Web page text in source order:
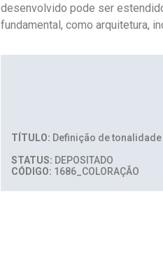
desenvolvido pode ser
fundamental, como arquitetura,
TÍTULO: Definição de
STATUS: DEPOSITADO
CÓDIGO: 1686_COLORAÇÃO